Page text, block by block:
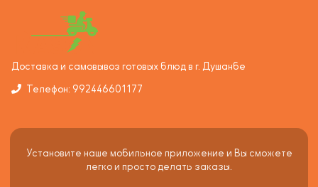
Доставка и самовывоз готовых блюд в г. Душанбе
Телефон: 992446601177
Установите наше мобильное приложение и Вы сможете
легко и просто делать заказы.